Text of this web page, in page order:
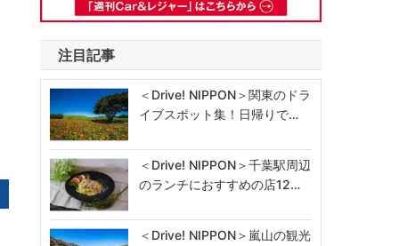
注目記事
＜Drive! NIPPON＞関東のドラ
イブスポット集！日帰りで…
＜Drive! NIPPON＞千葉駅周辺
のランチにおすすめの店12…
＜Drive! NIPPON＞嵐山の観光